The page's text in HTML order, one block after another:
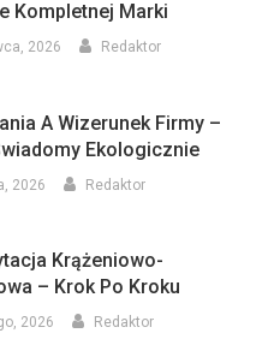
Kompletnej Marki
2026 Redaktor
A Wizerunek Firmy –
Ekologicznie
2026 Redaktor
Krążeniowo-
– Krok Po Kroku
2026 Redaktor